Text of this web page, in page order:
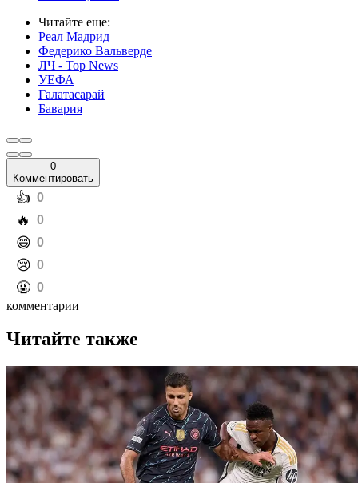
Читайте еще:
Реал Мадрид
Федерико Вальверде
ЛЧ - Top News
УЕФА
Галатасарай
Бавария
0
Комментировать
️👍 0
️🔥 0
️😄 0
️😢 0
️🤬 0
комментарии
Читайте также